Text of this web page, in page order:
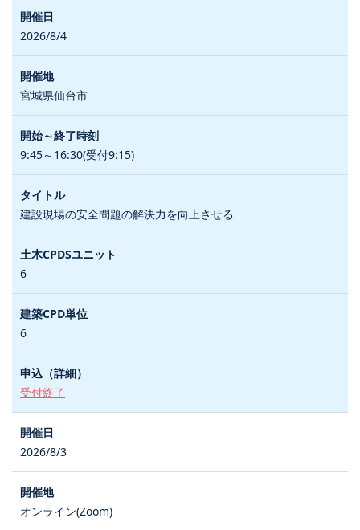
2026/8/4
宮城県仙台市
9:45～16:30(受付9:15)
建設現場の安全問題の解決力を向上させる
6
6
受付終了
2026/8/3
オンライン(Zoom)